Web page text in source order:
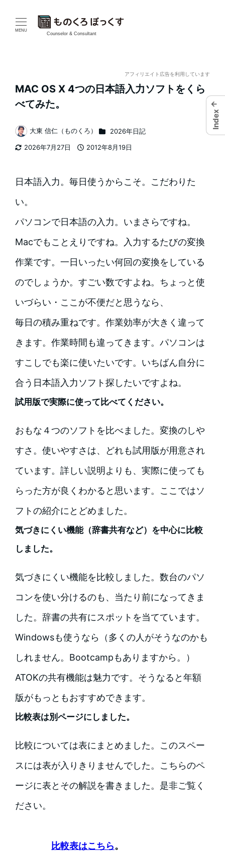
MENU
Counselor & Consultant
アフィリエイト広告を利用しています
MAC OS X 4つの日本語入力ソフトをくら
べてみた。
2026年7月27日
2012年8月19日
著
者
大東 信仁（ものくろ） カテゴリー
2026年日記
日本語入力。毎日使うからこそ。こだわりた
い。
パソコンで日本語の入力。いまさらですね。
Macでもことえりですね。入力するたびの変換
作業です。一日いったい何回の変換をしている
のでしょうか。すごい数ですよね。ちょっと使
いづらい・ここが不便だと思うなら、
毎日の積み重ねです。作業効率が大きく違って
きます。作業時間も違ってきます。パソコンは
すこしでも楽に使いたいです。いちばん自分に
合う日本語入力ソフト探したいですよね。
試用版で実際に使って比べてください。
おもな４つのソフトを比べました。変換のしや
すさ。使いやすさは、どれも試用版が用意され
ています。詳しい説明よりも、実際に使っても
らった方が良くわかると思います。ここではソ
フトの紹介にとどめました。
気づきにくい機能（辞書共有など）を中心に比較
しました。
気づきにくい機能を比較しました。数台のパソ
コンを使い分けるのも、当たり前になってきま
した。辞書の共有にスポットを当てています。
Windowsも使うなら（多くの人がそうなのかも
しれません。Bootcampもありますから。）
ATOKの共有機能は魅力です。そうなると年額
版がもっともおすすめできます。
比較表は別ページにしました。
比較については表にまとめました。このスペー
スには表が入りきりませんでした。こちらのペ
ージに表とその解説を書きました。是非ご覧く
ださい。
比較表はこちら。
←
Index